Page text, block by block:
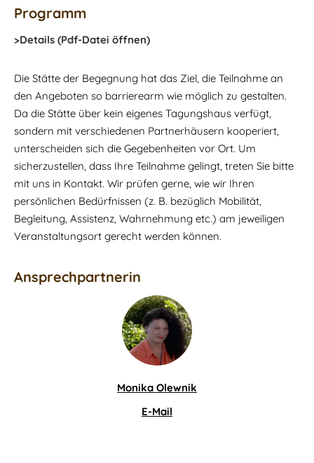
Programm
>Details (Pdf-Datei öffnen)
Die Stätte der Begegnung hat das Ziel, die Teilnahme an
den Angeboten so barrierearm wie möglich zu gestalten.
Da die Stätte über kein eigenes Tagungshaus verfügt,
sondern mit verschiedenen Partnerhäusern kooperiert,
unterscheiden sich die Gegebenheiten vor Ort. Um
sicherzustellen, dass Ihre Teilnahme gelingt, treten Sie bitte
mit uns in Kontakt. Wir prüfen gerne, wie wir Ihren
persönlichen Bedürfnissen (z. B. bezüglich Mobilität,
Begleitung, Assistenz, Wahrnehmung etc.) am jeweiligen
Veranstaltungsort gerecht werden können.
Ansprechpartnerin
Monika Olewnik
E-Mail